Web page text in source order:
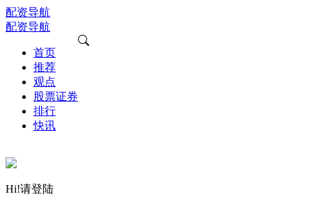
配资导航
配资导航
首页
推荐
观点
股票证券
排行
快讯
Hi!请登陆